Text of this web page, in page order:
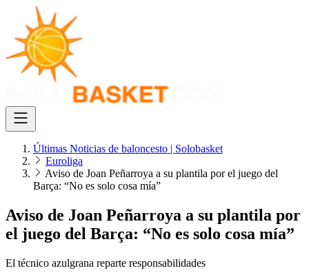
Últimas Noticias de baloncesto | Solobasket
Euroliga
Aviso de Joan Peñarroya a su plantila por el juego del
Barça: “No es solo cosa mía”
Aviso de Joan Peñarroya a su plantila por
el juego del Barça: “No es solo cosa mía”
El técnico azulgrana reparte responsabilidades